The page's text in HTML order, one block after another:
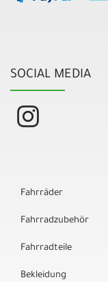
SOCIAL MEDIA
Fahrräder
Fahrradzubehör
Fahrradteile
Bekleidung